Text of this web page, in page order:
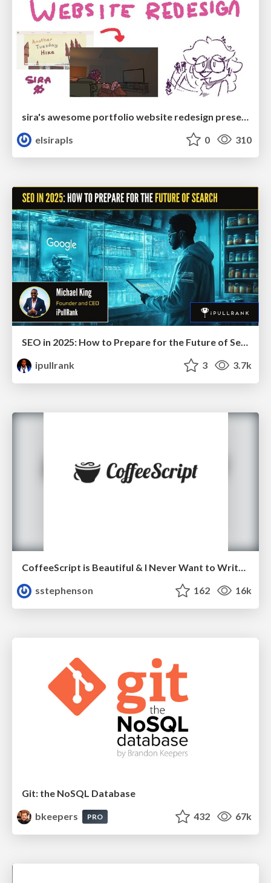
elsirapls
0 310
SEO in 2025: How to Prepare for the Future of Search
ipullrank
3 3.7k
CoffeeScript is Beautiful & I Never Want to Write Plain JavaScript Again
sstephenson
162 16k
Git: the NoSQL Database
bkeepers
PRO 432 67k